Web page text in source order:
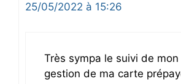
25/05/2022 à 15:26
Très sympa le suivi de
gestion de ma carte